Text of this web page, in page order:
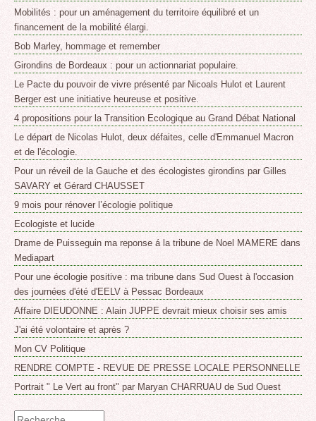
Mobilités : pour un aménagement du territoire équilibré et un
financement de la mobilité élargi.
Bob Marley, hommage et remember
Girondins de Bordeaux : pour un actionnariat populaire.
Le Pacte du pouvoir de vivre présenté par Nicoals Hulot et Laurent
Berger est une initiative heureuse et positive.
4 propositions pour la Transition Ecologique au Grand Débat National
Le départ de Nicolas Hulot, deux défaites, celle d'Emmanuel Macron
et de l'écologie.
Pour un réveil de la Gauche et des écologistes girondins par Gilles
SAVARY et Gérard CHAUSSET
9 mois pour rénover l’écologie politique
Ecologiste et lucide
Drame de Puisseguin ma reponse á la tribune de Noel MAMERE dans
Mediapart
Pour une écologie positive : ma tribune dans Sud Ouest à l'occasion
des journées d'été d'EELV à Pessac Bordeaux
Affaire DIEUDONNE : Alain JUPPE devrait mieux choisir ses amis
J'ai été volontaire et après ?
Mon CV Politique
RENDRE COMPTE - REVUE DE PRESSE LOCALE PERSONNELLE
Portrait " Le Vert au front" par Maryan CHARRUAU de Sud Ouest